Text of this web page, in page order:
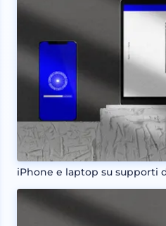
iPhone e laptop su supporti